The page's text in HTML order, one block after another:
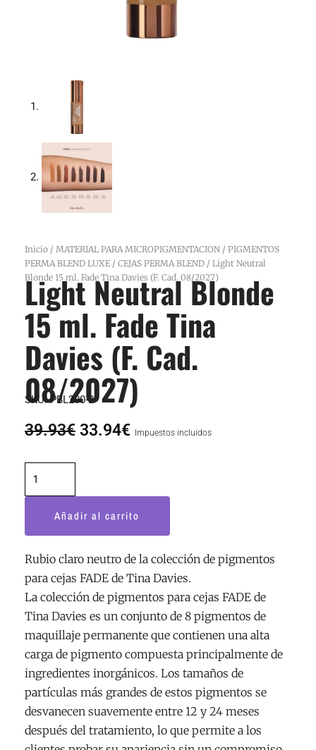
Inicio / MATERIAL PARA MICROPIGMENTACION / PIGMENTOS
PERMA BLEND LUXE/ CEJAS PERMA BLEND / Light Neutral
Blonde 15 ml. Fade Tina Davies (F. Cad. 08/2027)
Light Neutral Blonde
15 ml. Fade Tina
Davies (F. Cad.
08/2027)
SKU:PBL200-2
39.93€ El
39.93€.
33.94€ El
33.94€.
Impuestos incluidos
Neutral
ml.
Fade
Davies
(F.
Cad.
08/2027)
cantidad
Añadir al carrito
Rubio claro neutro de la colección de pigmentos
para cejas FADE de Tina Davies.
La colección de pigmentos para cejas FADE de
Tina Davies es un conjunto de 8 pigmentos de
maquillaje permanente que contienen una alta
carga de pigmento compuesta principalmente de
ingredientes inorgánicos. Los tamaños de
partículas más grandes de estos pigmentos se
desvanecen suavemente entre 12 y 24 meses
después del tratamiento, lo que permite a los